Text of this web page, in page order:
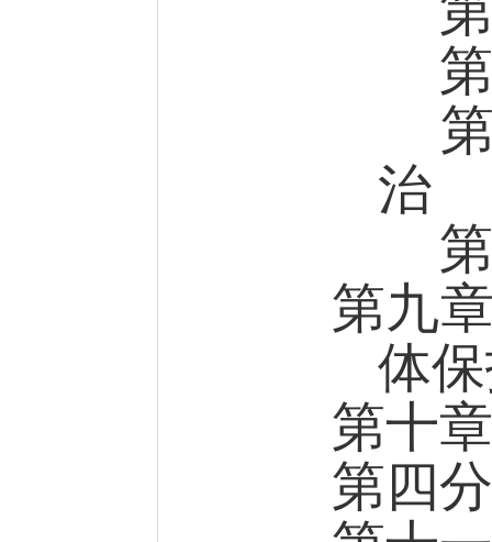
第
第
治
第
第九
体
第十
第四